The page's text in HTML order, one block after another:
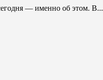
— именно об этом. В...